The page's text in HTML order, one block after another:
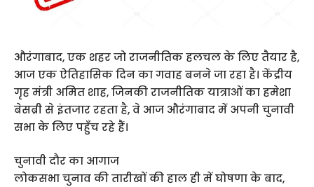
औरंगाबाद, एक शहर जो राजनीतिक हलचल के लिए तैयार है,
आज एक ऐतिहासिक दिन का गवाह बनने जा रहा है। केंद्रीय
गृह मंत्री अमित शाह, जिनकी राजनीतिक यात्राओं का हमेशा
बेसब्री से इंतजार रहता है, वे आज औरंगाबाद में अपनी चुनावी
सभा के लिए पहुँच रहे हैं।
चुनावी दौर का आगाज
लोकसभा चुनाव की तारीखों की हाल ही में घोषणा के बाद,